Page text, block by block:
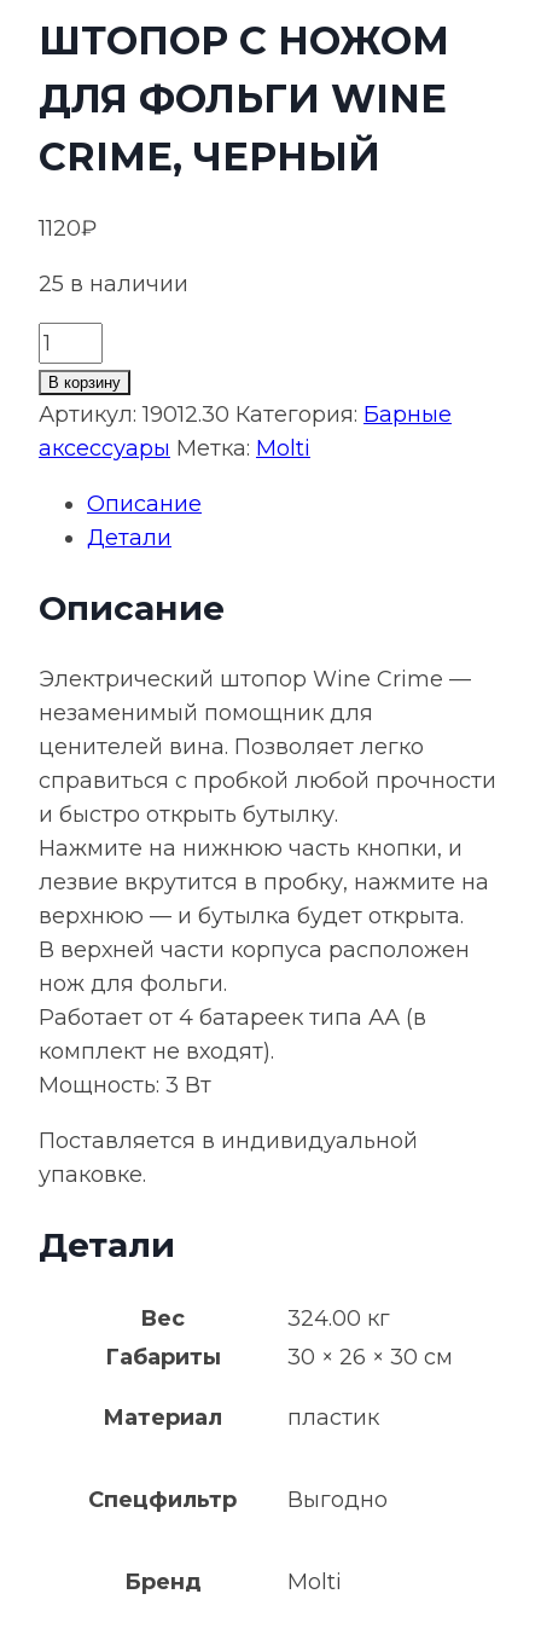
ШТОПОР С НОЖОМ
ДЛЯ ФОЛЬГИ WINE
CRIME, ЧЕРНЫЙ
1120₽
25 в наличии
Количество
товара
Электрический
штопор
ножом
для
Wine
черный
В корзину
Артикул:19012.30 Категория: Барные
аксессуары Метка: Molti
Описание
Детали
Описание
Электрический штопор Wine Crime —
незаменимый помощник для
ценителей вина. Позволяет легко
справиться с пробкой любой прочности
и быстро открыть бутылку.
Нажмите на нижнюю часть кнопки, и
лезвие вкрутится в пробку, нажмите на
верхнюю — и бутылка будет открыта.
В верхней части корпуса расположен
нож для фольги.
Работает от 4 батареек типа АА (в
комплект не входят).
Мощность: 3 Вт
Поставляется в индивидуальной
упаковке.
Детали
Вес
324.00 кг
Габариты
30 × 26 × 30 см
Материал пластик
Спецфильтр Выгодно
Бренд Molti